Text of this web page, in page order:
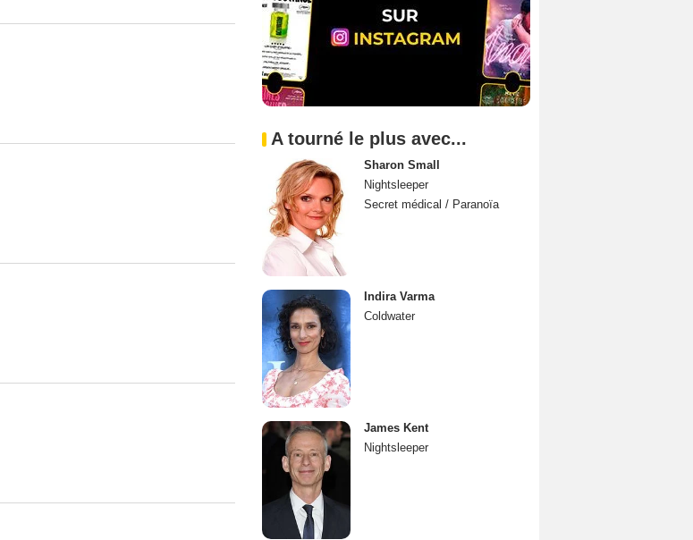
A tourné le plus avec...
Sharon Small
Nightsleeper
Secret médical / Paranoïa
Indira Varma
Coldwater
James Kent
Nightsleeper